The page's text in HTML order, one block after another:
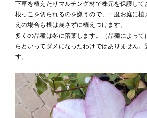
下草を植えたりマルチング材で株元を保護して
根っこを切られるのを嫌うので、一度お庭に
えの場合も根は崩さずに植えつけます。
多くの品種は冬に落葉します。（品種によっ
らといってダメになったわけではありません。
す。